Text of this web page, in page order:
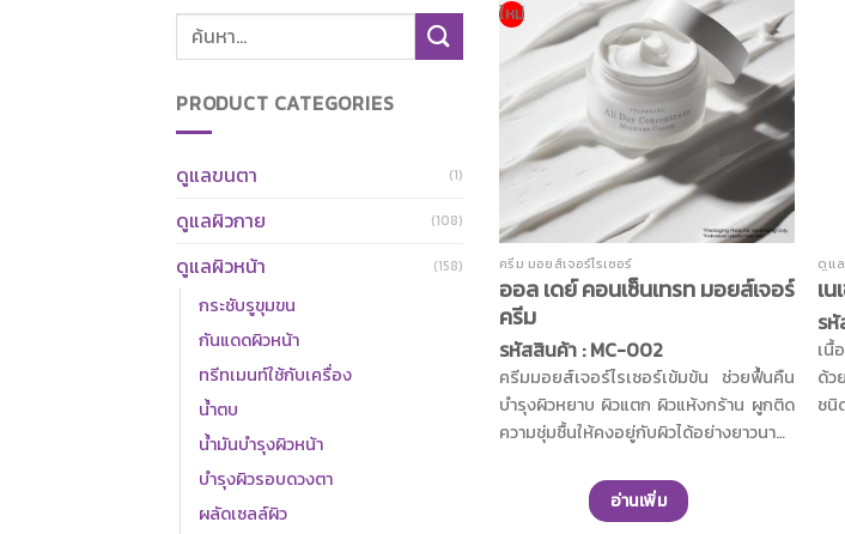
ค้นหา:
PRODUCT CATEGORIES
ดูแลขนตา (1)
ดูแลผิวกาย (108)
ดูแลผิวหน้า (158)
กระชับรูขุมขน
กันแดดผิวหน้า
ทรีทเมนท์ใช้กับเครื่อง
น้ำตบ
น้ำมันบำรุงผิวหน้า
บำรุงผิวรอบดวงตา
ผลัดเซลล์ผิว
ใหม่
ครีม มอยส์เจอร์ไรเซอร์
ออล เดย์ คอนเซ็นเทรท มอยส์เจอร์
ครีม
รหัสสินค้า : MC-002
ครีมมอยส์เจอร์ไรเซอร์เข้มข้น ช่วยฟื้นคืน
บำรุงผิวหยาบ ผิวแตก ผิวแห้งกร้าน ผูกติด
ความชุ่มชื้นให้คงอยู่กับผิวได้อย่างยาวนาน
โมเลกุลน้ำตาลที่มีโครงสร้างคล้ายคลึงกับ
ผิวของคนเรา จึงสามารถคงความชุ่มชื้นได้
อ่านเพิ่ม
ดูแ
เ
รหั
เนื้
ด้ว
ชนิ
ล
ชุ่